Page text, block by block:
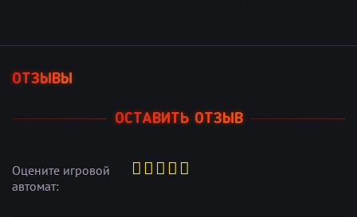
ОТЗЫВЫ
ОСТАВИТЬ ОТЗЫВ
Оцените игровой
автомат: